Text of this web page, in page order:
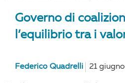
Governo di
l’equilibrio tra i
Federico Quadrelli 21